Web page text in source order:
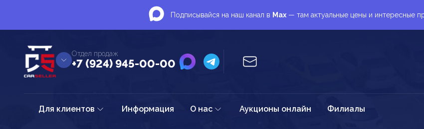
Подписывайся на наш канал в Max — там актуальные цены и интересные
Отдел продаж
+7 (924) 945-00-00
Для клиентов Информация О нас Аукционы онлайн Филиалы